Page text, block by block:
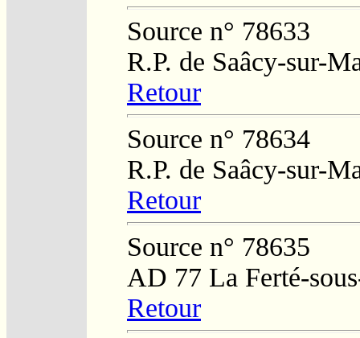
Source n° 78633
R.P. de Saâcy-sur-
Retour
Source n° 78634
R.P. de Saâcy-sur-
Retour
Source n° 78635
AD 77 La Ferté-
Retour